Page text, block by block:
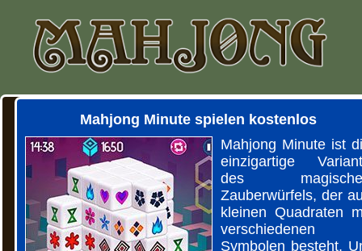
Mahjong Minute spielen kostenlos
Mahjong Minute ist
einzigartige
des
Zauberwürfels, der
kleinen Quadraten
verschiedenen
Symbolen besteht.